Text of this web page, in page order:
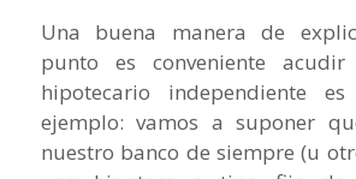
Una buena manera de
punto es conveniente
hipotecario independiente
ejemplo: vamos a suponer
nuestro banco de siempre (u